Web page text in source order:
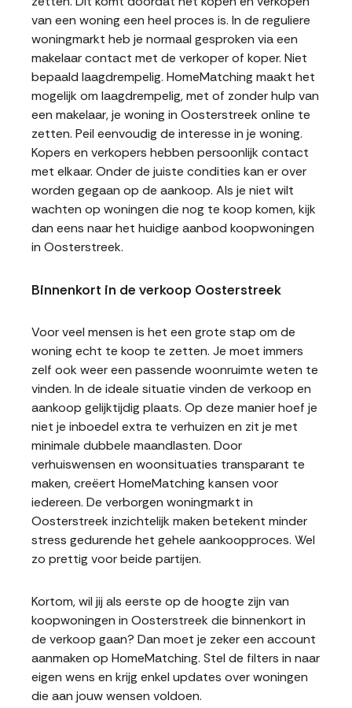
van een woning een heel proces is. In de reguliere
woningmarkt heb je normaal gesproken via een
makelaar contact met de verkoper of koper. Niet
bepaald laagdrempelig. HomeMatching maakt het
mogelijk om laagdrempelig, met of zonder hulp van
een makelaar, je woning in Oosterstreek online te
zetten. Peil eenvoudig de interesse in je woning.
Kopers en verkopers hebben persoonlijk contact
met elkaar. Onder de juiste condities kan er over
worden gegaan op de aankoop. Als je niet wilt
wachten op woningen die nog te koop komen, kijk
dan eens naar het huidige aanbod koopwoningen
in Oosterstreek.
Binnenkort in de verkoop Oosterstreek
Voor veel mensen is het een grote stap om de
woning echt te koop te zetten. Je moet immers
zelf ook weer een passende woonruimte weten te
vinden. In de ideale situatie vinden de verkoop en
aankoop gelijktijdig plaats. Op deze manier hoef je
niet je inboedel extra te verhuizen en zit je met
minimale dubbele maandlasten. Door
verhuiswensen en woonsituaties transparant te
maken, creëert HomeMatching kansen voor
iedereen. De verborgen woningmarkt in
Oosterstreek inzichtelijk maken betekent minder
stress gedurende het gehele aankoopproces. Wel
zo prettig voor beide partijen.
Kortom, wil jij als eerste op de hoogte zijn van
koopwoningen in Oosterstreek die binnenkort in
de verkoop gaan? Dan moet je zeker een account
aanmaken op HomeMatching. Stel de filters in naar
eigen wens en krijg enkel updates over woningen
die aan jouw wensen voldoen.